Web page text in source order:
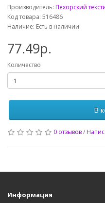
Производитель: Пехорский
Код товара: 516486
Наличие: Есть в наличии
77.49р.
Количество
В
0 отзывов/
Информация